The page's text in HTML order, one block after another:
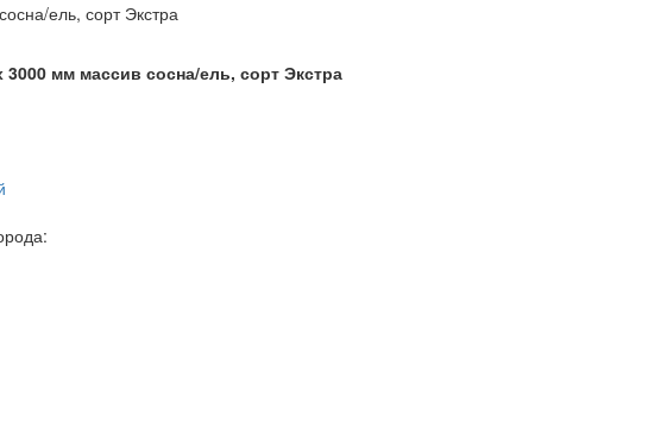
ель, сорт Экстра
3000 мм массив сосна/ель, сорт Экстра